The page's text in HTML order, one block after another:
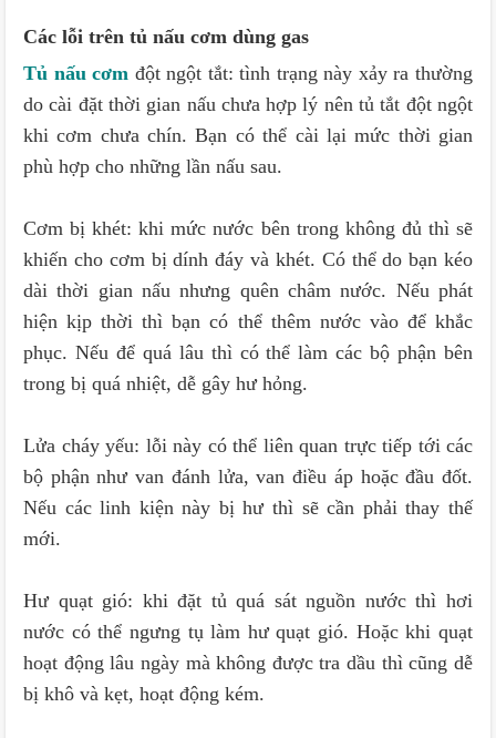
Các lỗi trên tủ nấu cơm dùng gas
Tủ nấu cơm đột ngột tắt: tình trạng này xảy ra thường
do cài đặt thời gian nấu chưa hợp lý nên tủ tắt đột ngột
khi cơm chưa chín. Bạn có thể cài lại mức thời gian
phù hợp cho những lần nấu sau.
Cơm bị khét: khi mức nước bên trong không đủ thì sẽ
khiến cho cơm bị dính đáy và khét. Có thể do bạn kéo
dài thời gian nấu nhưng quên châm nước. Nếu phát
hiện kịp thời thì bạn có thể thêm nước vào để khắc
phục. Nếu để quá lâu thì có thể làm các bộ phận bên
trong bị quá nhiệt, dễ gây hư hỏng.
Lửa cháy yếu: lỗi này có thể liên quan trực tiếp tới các
bộ phận như van đánh lửa, van điều áp hoặc đầu đốt.
Nếu các linh kiện này bị hư thì sẽ cần phải thay thế
mới.
Hư quạt gió: khi đặt tủ quá sát nguồn nước thì hơi
nước có thể ngưng tụ làm hư quạt gió. Hoặc khi quạt
hoạt động lâu ngày mà không được tra dầu thì cũng dễ
bị khô và kẹt, hoạt động kém.